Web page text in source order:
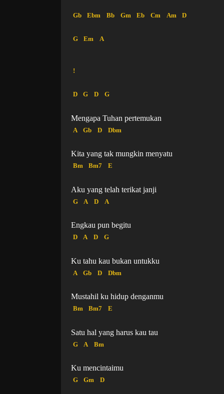
Gb Ebm Bb Gm Eb Cm Am D
G Em A
!
D G D G
Mengapa Tuhan pertemukan
A Gb D Dbm
Kita yang tak mungkin menyatu
Bm Bm7 E
Aku yang telah terikat janji
G A D A
Engkau pun begitu
D A D G
Ku tahu kau bukan untukku
A Gb D Dbm
Mustahil ku hidup denganmu
Bm Bm7 E
Satu hal yang harus kau tau
G A Bm
Ku mencintaimu
G Gm D